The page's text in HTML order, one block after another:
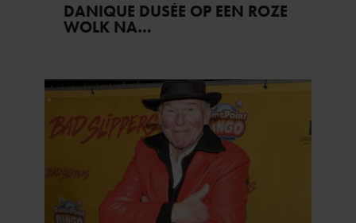
DANIQUE DUSÉE OP EEN ROZE
WOLK NA